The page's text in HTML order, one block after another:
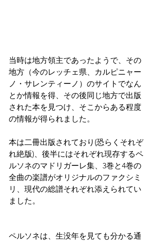
当時は地方領主であったようで、その
地方（今のレッチェ県、カルピニャー
ノ・サレンティーノ）のサイトでなん
とか情報を得、その後同じ地方で出版
された本を見つけ、そこからある程度
の情報が得られました。
本は二冊出版されており(恐らくそれぞ
れ絶版)、後半にはそれぞれ現存するペ
ルソネのマドリガーレ集、3巻と4巻の
全曲の楽譜がオリジナルのファクシミ
リ、現代の総譜それぞれ添えられてい
ました。
ペルソネは、生没年を見ても分かる通